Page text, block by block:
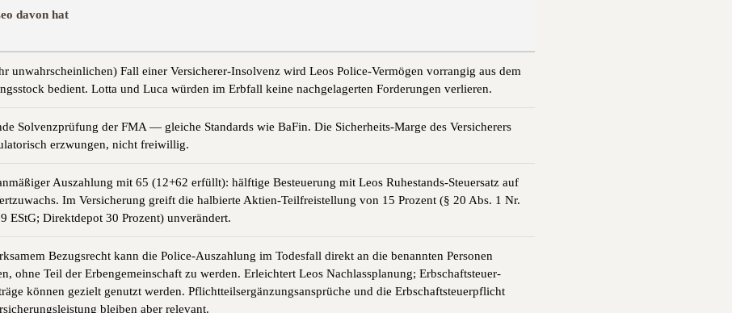
davon hat
unwahrscheinlichen) Fall einer Versicherer-Insolvenz wird Leos Police-Vermögen vorrangig aus dem
bedient. Lotta und Luca würden im Erbfall keine nachgelagerten Forderungen verlieren.
Solvenzprüfung der FMA — gleiche Standards wie BaFin. Die Sicherheits-Marge des Versicherers
erzwungen, nicht freiwillig.
Auszahlung mit 65 (12+62 erfüllt): hälftige Besteuerung mit Leos Ruhestands-Steuersatz auf
Im Versicherung greift die halbierte Aktien-Teilfreistellung von 15 Prozent (§ 20 Abs. 1 Nr.
EStG; Direktdepot 30 Prozent) unverändert.
Bezugsrecht kann die Police-Auszahlung im Todesfall direkt an die benannten Personen
ohne Teil der Erbengemeinschaft zu werden. Erleichtert Leos Nachlassplanung; Erbschaftsteuer-
können gezielt genutzt werden. Pflichtteilsergänzungsansprüche und die Erbschaftsteuerpflicht
bleiben aber relevant.